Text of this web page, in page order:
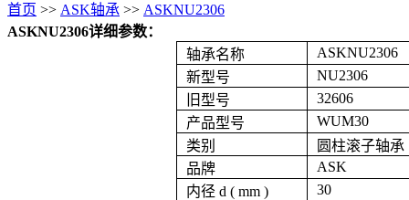
首页 >> ASK轴承 >> ASKNU2306
ASKNU2306详细参数：
轴承名称
ASKNU2306
新型号
NU2306
旧型号
32606
产品型号
WUM30
类别
圆柱滚子轴承
品牌
ASK
内径 d ( mm )
30